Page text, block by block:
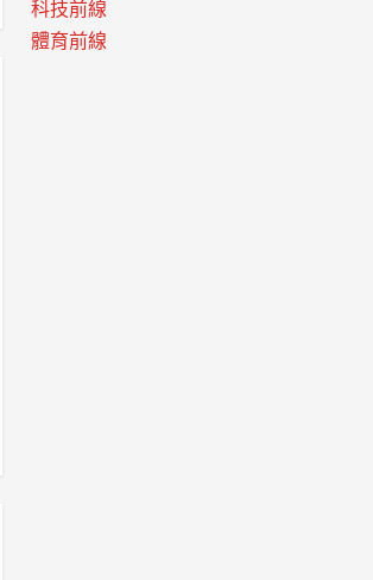
科技前線
體育前線